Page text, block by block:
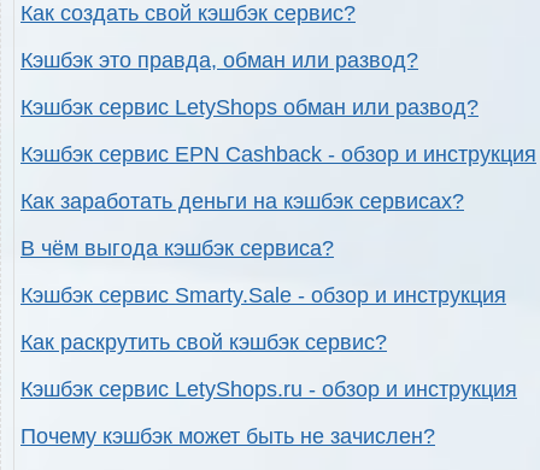
Как создать свой кэшбэк сервис?
Кэшбэк это правда, обман или развод?
Кэшбэк сервис LetyShops обман или развод?
Кэшбэк сервис EPN Cashback - обзор и инструкция
Как заработать деньги на кэшбэк сервисах?
В чём выгода кэшбэк сервиса?
Кэшбэк сервис Smarty.Sale - обзор и инструкция
Как раскрутить свой кэшбэк сервис?
Кэшбэк сервис LetyShops.ru - обзор и инструкция
Почему кэшбэк может быть не зачислен?